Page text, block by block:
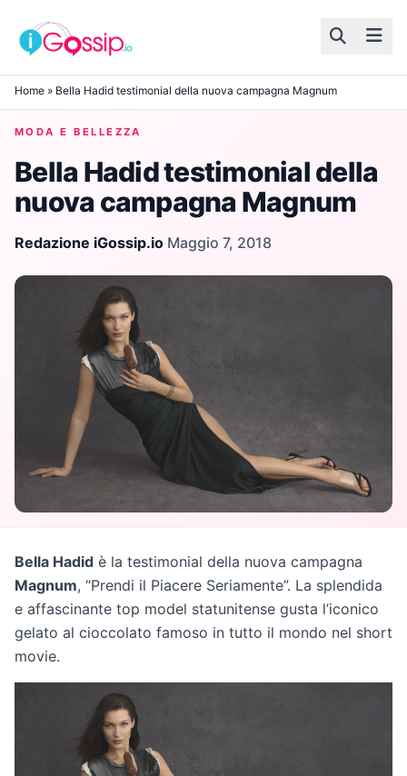
Skip to content
Home » Bella Hadid testimonial della nuova campagna Magnum
MODA E BELLEZZA
Bella Hadid testimonial della
nuova campagna Magnum
Redazione iGossip.io·Maggio 7, 2018
Bella Hadid è la testimonial della nuova campagna
Magnum, “Prendi il Piacere Seriamente”. La splendida
e affascinante top model statunitense gusta l’iconico
gelato al cioccolato famoso in tutto il mondo nel short
movie.